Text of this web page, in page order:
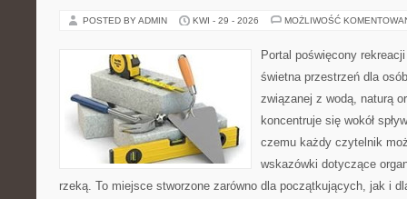
POSTED BY ADMIN KWI - 29 - 2026 MOŻLIWOŚĆ
Portal poświęcony
świetna przestrzeń dla
związanej z wodą, naturą
koncentruje się wokół
czemu każdy czytelnik
wskazówki dotyczące
rzeką. To miejsce stworzone zarówno dla początkujących, jak i